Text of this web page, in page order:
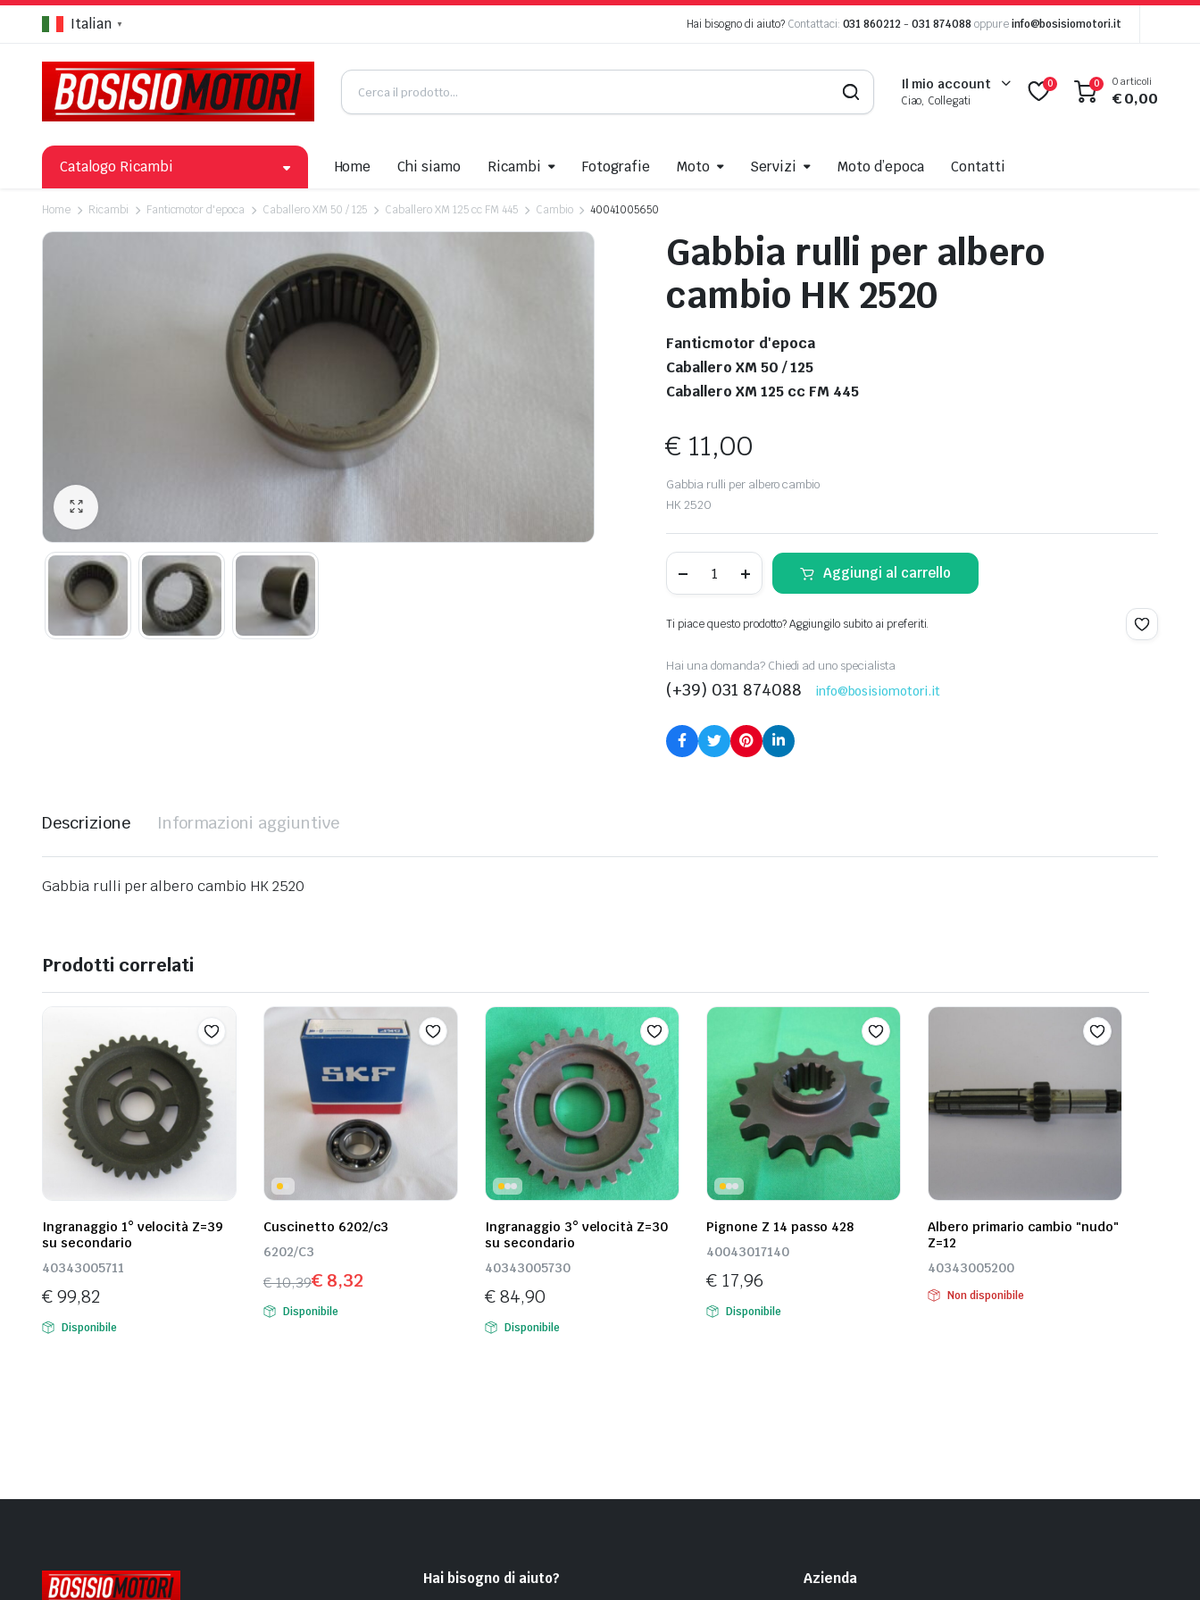
Italian ▼ Hai bisogno di aiuto? Contattaci: 031 860212-031 874088oppure info@bosisiomotori.it
Il mio account
Ciao, Collegati
0 0 0 articoli
€0,00
Catalogo Ricambi Home Chi siamo Ricambi Fotografie Moto Servizi Moto d’epoca Contatti
Home Ricambi Fanticmotor d'epoca Caballero XM 50 / 125 Caballero XM 125 cc FM 445 Cambio 40041005650
Gabbia rulli per albero
cambio HK 2520
Fanticmotor d'epoca
Caballero XM 50 / 125
Caballero XM 125 cc FM 445
€ 11,00
Gabbia rulli per albero cambio
HK 2520
40041005650
quantity
Aggiungi al carrello
Ti piace questo prodotto? Aggiungilo subito ai preferiti.
Hai una domanda? Chiedi ad uno specialista
(+39) 031 874088 info@bosisiomotori.it
Descrizione Informazioni aggiuntive
Gabbia rulli per albero cambio HK 2520
Prodotti correlati
Ingranaggio 1° velocità Z=39
su secondario
40343005711
€99,82
Disponibile
Cuscinetto 6202/c3
6202/C3
€10,39
Il
prezzo
€8,32
Il
prezzo
Disponibile
Ingranaggio 3° velocità Z=30
su secondario
40343005730
€84,90
Disponibile
Pignone Z 14 passo 428
40043017140
€17,96
Disponibile
Albero primario cambio "nudo"
Z=12
40343005200
Non disponibile
Hai bisogno di aiuto? Azienda